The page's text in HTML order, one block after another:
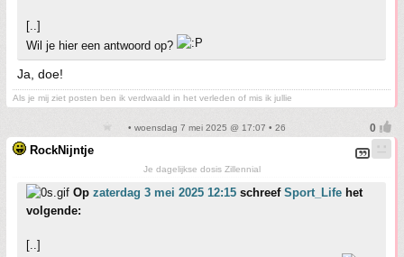
[..]
Wil je hier een antwoord op?
Ja, doe!
Als je mij ziet posten ben ik verdwaald in het verleden of mis ik jullie
• woensdag 7 mei 2025 @ 17:07 • 26
RockNijntje
Je dagelijkse dosis Zillennial
Op zaterdag 3 mei 2025 12:15 schreef Sport_Life het
volgende:
[..]